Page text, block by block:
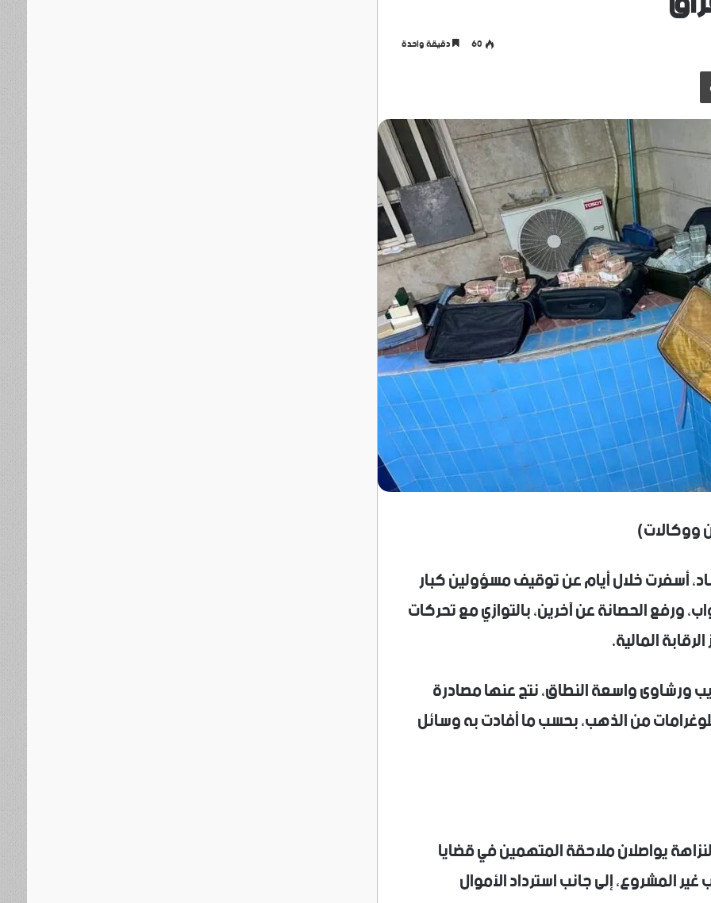
60
دقيقة واحدة
طباعة
ووكالات)
أسفرت خلال أيام عن توقيف مسؤولين كبار
الحصانة عن آخرين، بالتوازي مع تحركات
المالية.
واسعة النطاق، نتج عنها مصادرة
ومئات الكيلوغرامات من الذهب، بحسب ما أفادت به وسائل
يواصلان ملاحقة المتهمين في قضايا
المشروع، إلى جانب استرداد الأموال